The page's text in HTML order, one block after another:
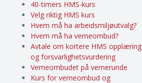
40-timers HMS-kurs
Velg riktig HMS kurs
Hvem må ha arbeidsmiljøutvalg?
Hvem må ha verneombud?
Avtale om kortere HMS opplæring
og forsvarlighetsvurdering
Verneombudet på vernerunde
Kurs for verneombud og